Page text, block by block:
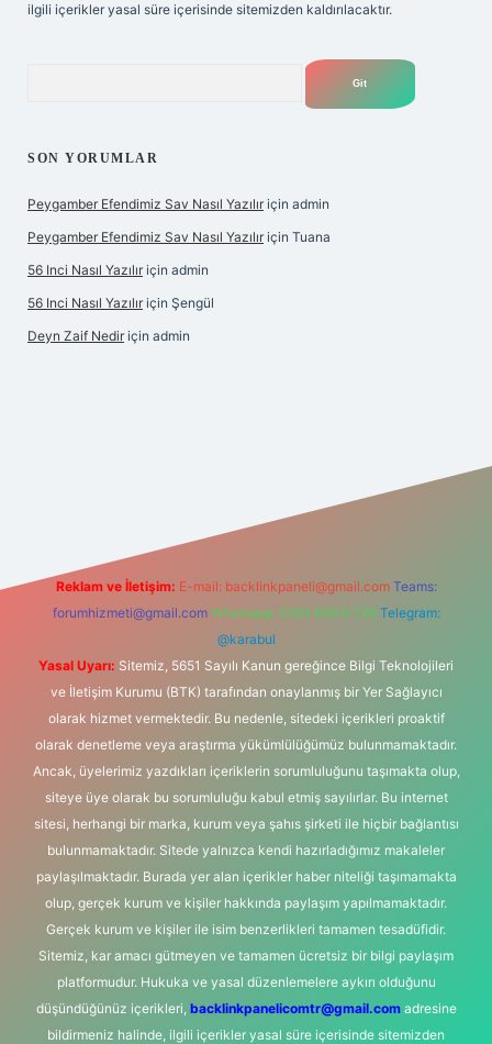
ilgili içerikler yasal süre içerisinde sitemizden kaldırılacaktır.
SON YORUMLAR
Peygamber Efendimiz Sav Nasıl Yazılır için admin
Peygamber Efendimiz Sav Nasıl Yazılır için Tuana
56 Inci Nasıl Yazılır için admin
56 Inci Nasıl Yazılır için Şengül
Deyn Zaif Nedir için admin
Reklam ve İletişim: E-mail: backlinkpaneli@gmail.com Teams:
forumhizmeti@gmail.com Whatsapp: 0262 606 0 726 Telegram:
@karabul
Yasal Uyarı: Sitemiz, 5651 Sayılı Kanun gereğince Bilgi Teknolojileri
ve İletişim Kurumu (BTK) tarafından onaylanmış bir Yer Sağlayıcı
olarak hizmet vermektedir. Bu nedenle, sitedeki içerikleri proaktif
olarak denetleme veya araştırma yükümlülüğümüz bulunmamaktadır.
Ancak, üyelerimiz yazdıkları içeriklerin sorumluluğunu taşımakta olup,
siteye üye olarak bu sorumluluğu kabul etmiş sayılırlar. Bu internet
sitesi, herhangi bir marka, kurum veya şahıs şirketi ile hiçbir bağlantısı
bulunmamaktadır. Sitede yalnızca kendi hazırladığımız makaleler
paylaşılmaktadır. Burada yer alan içerikler haber niteliği taşımamakta
olup, gerçek kurum ve kişiler hakkında paylaşım yapılmamaktadır.
Gerçek kurum ve kişiler ile isim benzerlikleri tamamen tesadüfidir.
Sitemiz, kar amacı gütmeyen ve tamamen ücretsiz bir bilgi paylaşım
platformudur. Hukuka ve yasal düzenlemelere aykırı olduğunu
düşündüğünüz içerikleri, backlinkpanelicomtr@gmail.comadresine
bildirmeniz halinde, ilgili içerikler yasal süre içerisinde sitemizden